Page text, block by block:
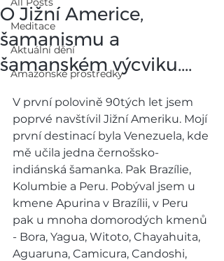
Meditace
Aktuální dění
Amazonské prostředky
O Jižní Americe,
šamanismu a
šamanském výcviku....
V první polovině 90tých let jsem
poprvé navštívil Jižní Ameriku. Mojí
první destinací byla Venezuela, kde
mě učila jedna černošsko-
indiánská šamanka. Pak Brazílie,
Kolumbie a Peru. Pobýval jsem u
kmene Apurina v Brazílii, v Peru
pak u mnoha domorodých kmenů
- Bora, Yagua, Witoto, Chayahuita,
Aguaruna, Camicura, Candoshi,